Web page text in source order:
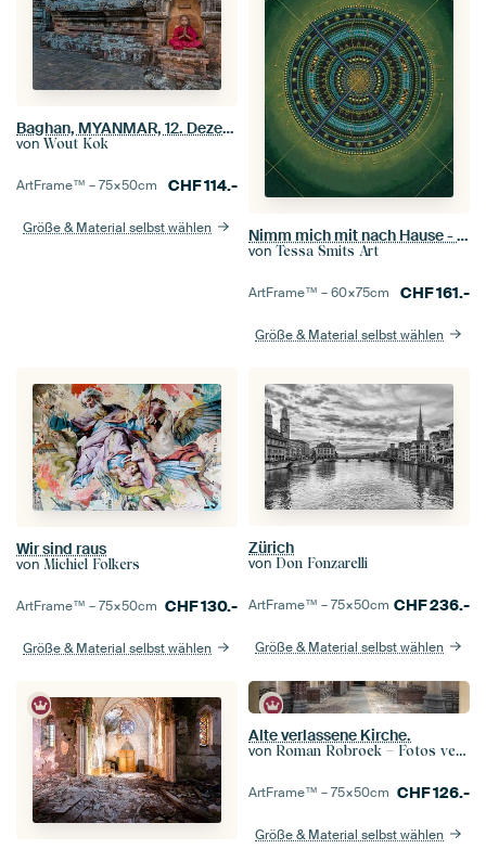
Baghan, MYANMAR, 12. Dezember 2015 -Junge Meditierende Mönch in einem Kloster in budhistisch Baghan.
von Wout Kok
ArtFrame™ –75×50cm CHF114.-
Größe & Material selbst wählen Nimm mich mit nach Hause - Dot Art Painting Tessa Smits
von Tessa Smits Art
ArtFrame™ –60×75cm CHF161.-
Größe & Material selbst wählen
Wir sind raus
von Michiel Folkers
ArtFrame™ –75×50cm CHF130.-
Größe & Material selbst wählen
Zürich
von Don Fonzarelli
ArtFrame™ –75×50cm CHF236.-
Größe & Material selbst wählen
Alte verlassene Kirche.
von Roman Robroek – Fotos verlassener Gebäude
ArtFrame™ –75×50cm CHF126.-
Größe & Material selbst wählen